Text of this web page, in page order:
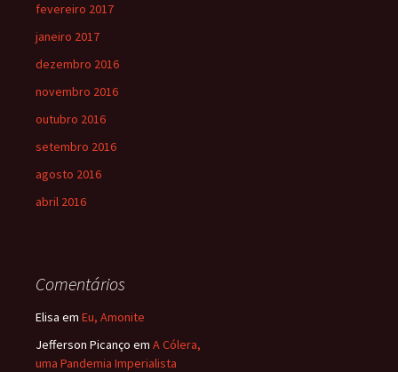
fevereiro 2017
janeiro 2017
dezembro 2016
novembro 2016
outubro 2016
setembro 2016
agosto 2016
abril 2016
Comentários
Elisa em Eu, Amonite
Jefferson Picanço em A Cólera,
uma Pandemia Imperialista